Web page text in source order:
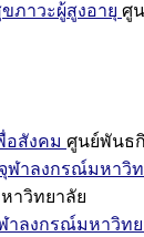
ภาวะผู้สูงอายุ ศู
อสังคม ศูนย์พันธ
ฬาลงกรณ์มหาวิท
าวิทยาลัย
าลงกรณ์มหาวิทย